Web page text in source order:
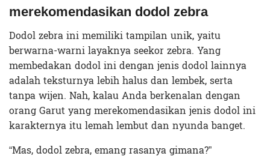
merekomendasikan dodol zebra
Dodol zebra ini memiliki tampilan unik, yaitu
berwarna-warni layaknya seekor zebra. Yang
membedakan dodol ini dengan jenis dodol lainnya
adalah teksturnya lebih halus dan lembek, serta
tanpa wijen. Nah, kalau Anda berkenalan dengan
orang Garut yang merekomendasikan jenis dodol ini
karakternya itu lemah lembut dan nyunda banget.
“Mas, dodol zebra, emang rasanya gimana?”